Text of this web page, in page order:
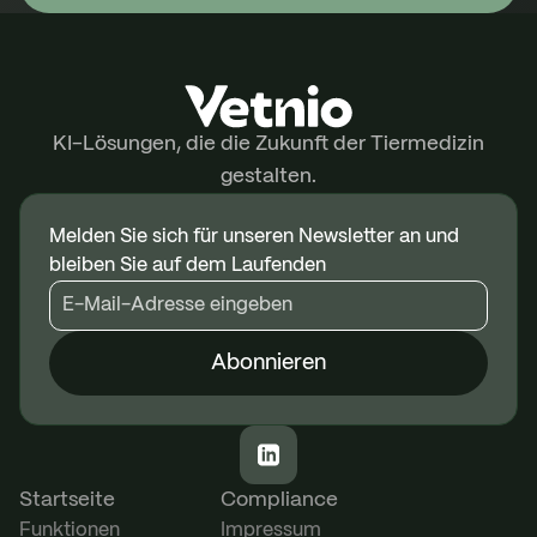
KI-Lösungen, die die Zukunft der Tiermedizin
gestalten.
Melden Sie sich für unseren Newsletter an und
bleiben Sie auf dem Laufenden
Abonnieren
Startseite
Funktionen
Compliance
Impressum